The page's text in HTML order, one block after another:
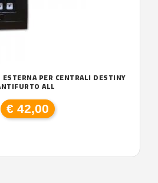
PER CENTRALI DESTINY
ALL
€ 42,00